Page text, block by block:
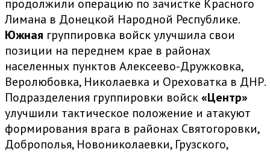
продолжили операцию по зачистке Красного
Лимана в Донецкой Народной Республике.
Южная группировка войск улучшила свои
позиции на переднем крае в районах
населенных пунктов Алексеево-Дружковка,
Веролюбовка, Николаевка и Ореховатка в ДНР.
Подразделения группировки войск«Центр»
улучшили тактическое положение и атакуют
формирования врага в районах Святогоровки,
Доброполья, Новониколаевки, Грузского,